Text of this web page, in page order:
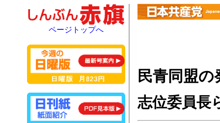
民青同盟の
志位委員長
ページトップへ